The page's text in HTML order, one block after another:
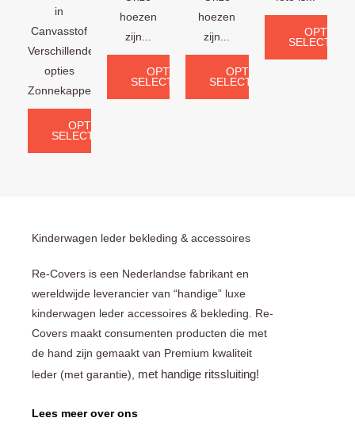
in
Canvasstof
Verschillende
opties
Zonnekappen:...
OPTIES
SELECTEREN
hoezen
zijn...
OPTIES
SELECTEREN
hoezen
zijn...
OPTIES
SELECTEREN
OPTIES
Kinderwagen leder bekleding & accessoires
Re-Covers is een Nederlandse fabrikant en
wereldwijde leverancier van “handige” luxe
kinderwagen leder accessoires & bekleding. Re-
Covers maakt consumenten producten die met
de hand zijn gemaakt van Premium kwaliteit
leder (met garantie), met handige ritssluiting!
Lees meer over ons